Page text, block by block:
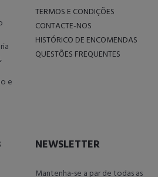
e
TERMOS E CONDIÇÕES
CONTACTE-NOS
HISTÓRICO DE ENCOMENDAS
QUESTÕES FREQUENTES
NEWSLETTER
Mantenha-se a par de todas as